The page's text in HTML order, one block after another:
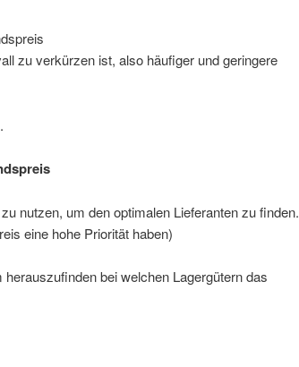
zu verkürzen ist, also häufiger und geringere
nutzen, um den optimalen Lieferanten zu finden.
eine hohe Priorität haben)
herauszufinden bei welchen Lagergütern das